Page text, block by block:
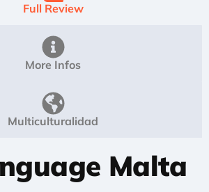
Full Review
More Infos
Multiculturalidad
Malta